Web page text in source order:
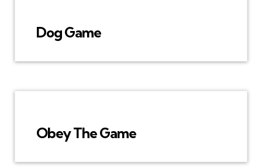
Dog Game
Obey The Game